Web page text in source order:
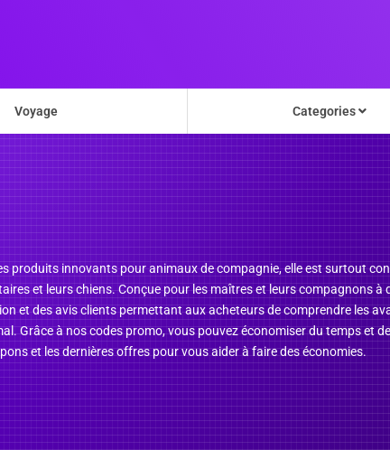
Voyage Categories
produits innovants pour animaux de compagnie, elle est surtout
et leurs chiens. Conçue pour les maîtres et leurs compagnons
et des avis clients permettant aux acheteurs de comprendre les
Grâce à nos codes promo, vous pouvez économiser du temps et
et les dernières offres pour vous aider à faire des économies.